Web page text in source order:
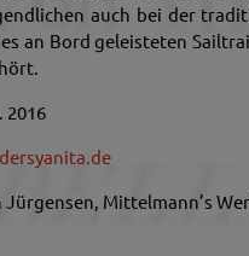
auch bei der
an Bord geleisteten
2016
Jürgensen, Mittelmann’s